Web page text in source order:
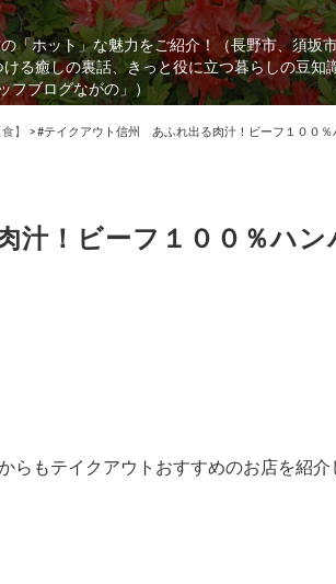
「ホット」な魅力をご紹介！（長野市、須坂
る癒しの裏話、きっと役に立つ暮らしの豆
フブログながの」）
】 >#テイクアウト信州 あふれ出る肉汁！ビーフ１００％
！ビーフ１００％ハン
もテイクアウトおすすめのお店を紹介